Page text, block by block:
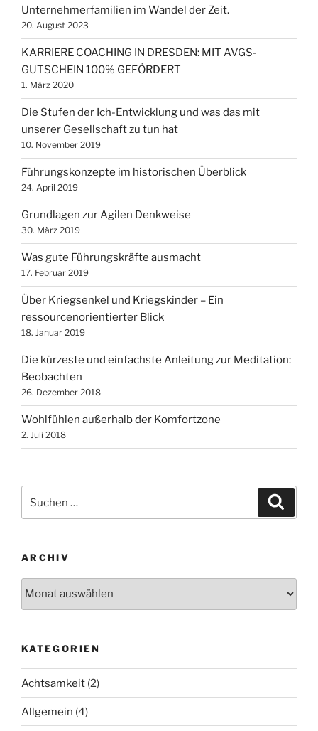
Unternehmerfamilien im Wandel der Zeit.
20. August 2023
KARRIERE COACHING IN DRESDEN: MIT AVGS-
GUTSCHEIN 100% GEFÖRDERT
1. März 2020
Die Stufen der Ich-Entwicklung und was das mit
unserer Gesellschaft zu tun hat
10. November 2019
Führungskonzepte im historischen Überblick
24. April 2019
Grundlagen zur Agilen Denkweise
30. März 2019
Was gute Führungskräfte ausmacht
17. Februar 2019
Über Kriegsenkel und Kriegskinder – Ein
ressourcenorientierter Blick
18. Januar 2019
Die kürzeste und einfachste Anleitung zur Meditation:
Beobachten
26. Dezember 2018
Wohlfühlen außerhalb der Komfortzone
2. Juli 2018
nach:
ARCHIV
KATEGORIEN
Achtsamkeit (2)
Allgemein (4)